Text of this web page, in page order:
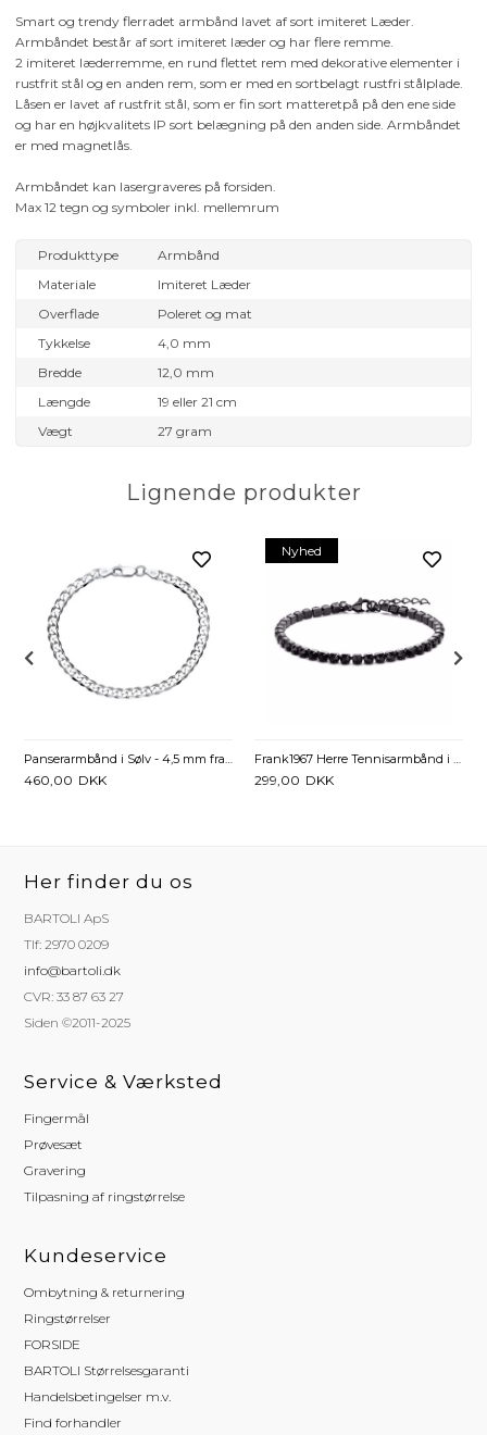
Smart og trendy flerradet armbånd lavet af sort imiteret Læder.
Armbåndet består af sort imiteret læder og har flere remme.
2 imiteret læderremme, en rund flettet rem med dekorative elementer i
rustfrit stål og en anden rem, som er med en sortbelagt rustfri stålplade.
Låsen er lavet af rustfrit stål, som er fin sort matteretpå på den ene side
og har en højkvalitets IP sort belægning på den anden side. Armbåndet
er med magnetlås.
Armbåndet kan lasergraveres på forsiden.
Max 12 tegn og symboler inkl. mellemrum
Produkttype
Armbånd
Materiale
Imiteret Læder
Overflade
Poleret og mat
Tykkelse
4,0 mm
Bredde
12,0 mm
Længde
19 eller 21 cm
Vægt
27 gram
Lignende produkter
Panserarmbånd i Sølv - 4,5 mm fra 19 cm
460,00 DKK
Nyhed
Frank1967 Herre Tennisarmbånd i Stål med Sorte Zirkonia Sten
299,00 DKK
Her finder du os
BARTOLI ApS
Tlf: 2970 0209
info@bartoli.dk
CVR: 33 87 63 27
Siden ©2011-2025
Service & Værksted
Fingermål
Prøvesæt
Gravering
Tilpasning af ringstørrelse
Kundeservice
Ombytning & returnering
Ringstørrelser
FORSIDE
BARTOLI Størrelsesgaranti
Handelsbetingelser m.v.
Find forhandler